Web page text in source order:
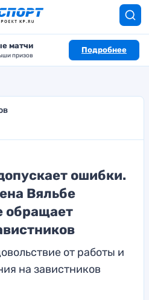
матчи
призов
Подробнее
ошибки.
Вяльбе
обращает
от работы и
на завистников